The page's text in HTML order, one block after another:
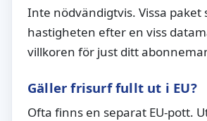
Inte nödvändigtvis. Vissa paket
hastigheten efter en viss
villkoren för just ditt
Gäller frisurf fullt ut i EU?
Ofta finns en separat EU-pott.